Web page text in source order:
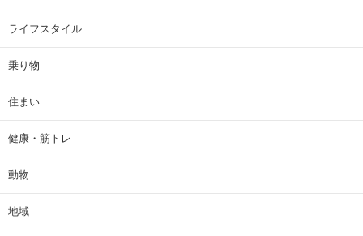
ライフスタイル
乗り物
住まい
健康・筋トレ
動物
地域